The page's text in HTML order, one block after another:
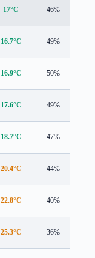
17°C 46%
16.7°C 49%
16.9°C 50%
17.6°C 49%
18.7°C 47%
20.4°C 44%
22.8°C 40%
25.3°C 36%